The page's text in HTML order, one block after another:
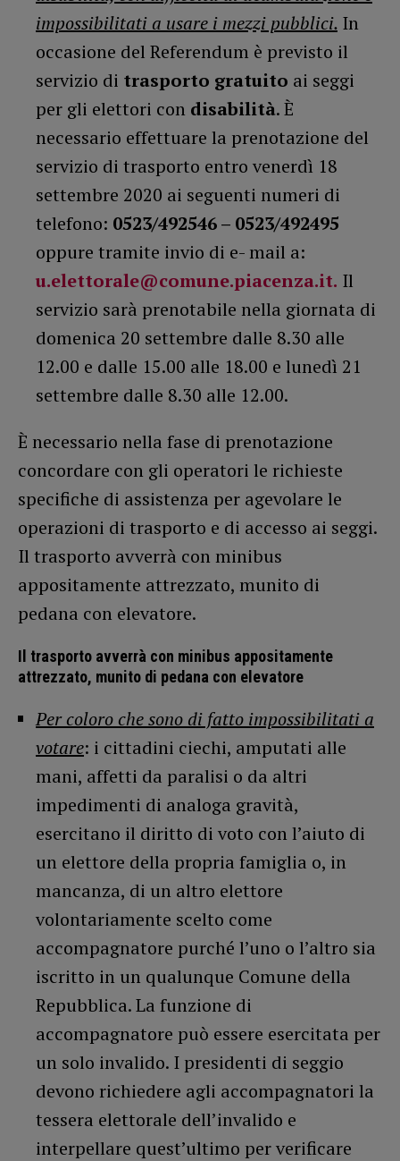
impossibilitati a usare i mezzi pubblici. In
occasione del Referendum è previsto il
servizio di trasporto gratuito ai seggi
per gli elettori con disabilità. È
necessario effettuare la prenotazione del
servizio di trasporto entro venerdì 18
settembre 2020 ai seguenti numeri di
telefono: 0523/492546 – 0523/492495
oppure tramite invio di e- mail a:
u.elettorale@comune.piacenza.it. Il
servizio sarà prenotabile nella giornata di
domenica 20 settembre dalle 8.30 alle
12.00 e dalle 15.00 alle 18.00 e lunedì 21
settembre dalle 8.30 alle 12.00.
È necessario nella fase di prenotazione
concordare con gli operatori le richieste
specifiche di assistenza per agevolare le
operazioni di trasporto e di accesso ai seggi.
Il trasporto avverrà con minibus
appositamente attrezzato, munito di
pedana con elevatore.
Il trasporto avverrà con minibus appositamente
attrezzato, munito di pedana con elevatore
Per coloro che sono di fatto impossibilitati a
votare: i cittadini ciechi, amputati alle
mani, affetti da paralisi o da altri
impedimenti di analoga gravità,
esercitano il diritto di voto con l’aiuto di
un elettore della propria famiglia o, in
mancanza, di un altro elettore
volontariamente scelto come
accompagnatore purché l’uno o l’altro sia
iscritto in un qualunque Comune della
Repubblica. La funzione di
accompagnatore può essere esercitata per
un solo invalido. I presidenti di seggio
devono richiedere agli accompagnatori la
tessera elettorale dell’invalido e
interpellare quest’ultimo per verificare